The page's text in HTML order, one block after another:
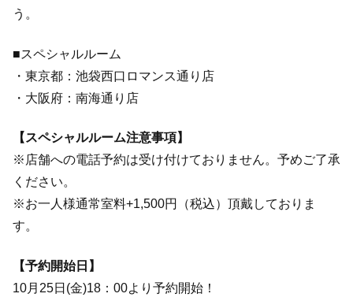
う。
■スペシャルルーム
・東京都：池袋西口ロマンス通り店
・大阪府：南海通り店
【スペシャルルーム注意事項】
※店舗への電話予約は受け付けておりません。予めご了承
ください。
※お一人様通常室料+1,500円（税込）頂戴しておりま
す。
【予約開始日】
10月25日(金)18：00より予約開始！